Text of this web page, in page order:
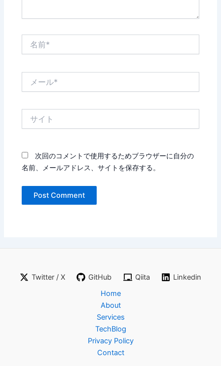
次回のコメントで使用するためブラウザーに自分の
名前、メールアドレス、サイトを保存する。
Twitter / X GitHub Qiita
Linkedin
Home
About
Services
TechBlog
Privacy Policy
Contact